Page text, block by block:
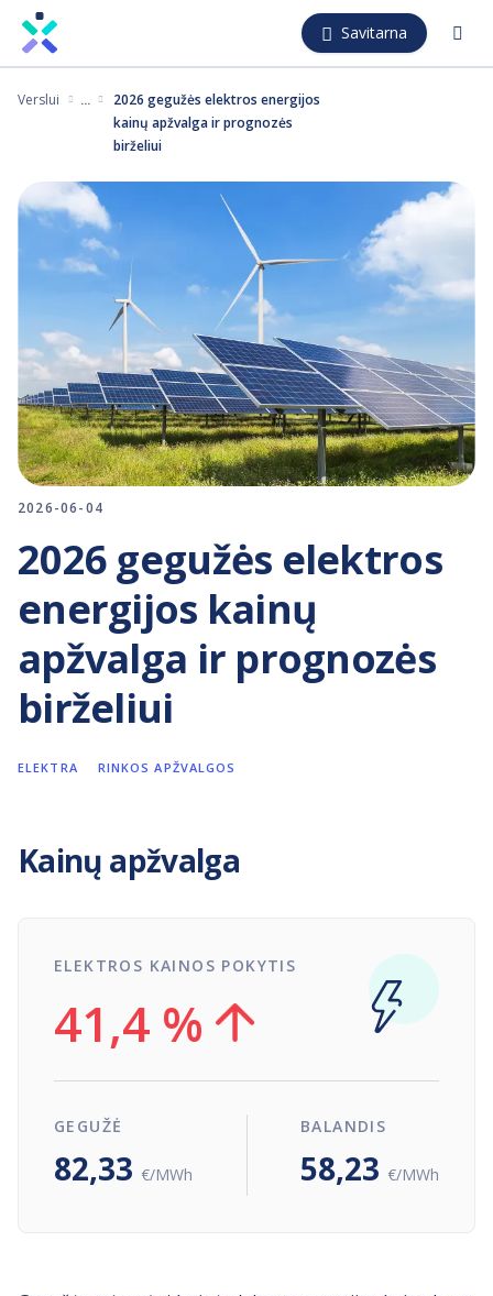
Pereiti
turinį
Savitarna
Verslui
2026 gegužės elektros energijos
kainų apžvalga ir prognozės
birželiui
2026-06-04
2026 gegužės elektros
energijos kainų
apžvalga ir prognozės
birželiui
ELEKTRA RINKOS APŽVALGOS
Kainų apžvalga
ELEKTROS KAINOS POKYTIS
41,4 %
GEGUŽĖ
82,33 €/MWh
BALANDIS
58,23 €/MWh